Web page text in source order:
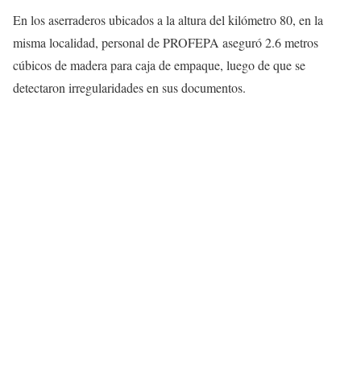
En los aserraderos ubicados a la altura del kilómetro 80, en la
misma localidad, personal de PROFEPA aseguró 2.6 metros
cúbicos de madera para caja de empaque, luego de que se
detectaron irregularidades en sus documentos.